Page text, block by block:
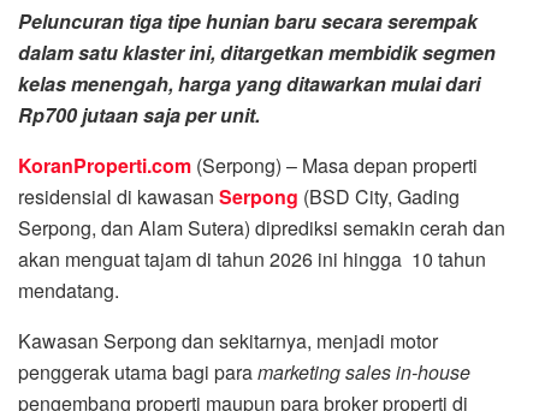
Peluncuran tiga tipe hunian baru secara serempak
dalam satu klaster ini, ditargetkan membidik segmen
kelas menengah, harga yang ditawarkan mulai dari
Rp700 jutaan saja per unit.
KoranProperti.com (Serpong) – Masa depan properti
residensial di kawasan Serpong (BSD City, Gading
Serpong, dan Alam Sutera) diprediksi semakin cerah dan
akan menguat tajam di tahun 2026 ini hingga 10 tahun
mendatang.
Kawasan Serpong dan sekitarnya, menjadi motor
penggerak utama bagi paramarketing sales in-house
pengembang properti maupun para broker properti di